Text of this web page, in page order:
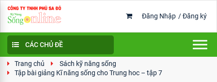
Đăng Nhập /Đăng ký
CÁC CHỦ ĐỀ
Trang chủ
Sách kỹ năng sống
Tập bài giảng Kĩ năng sống cho Trung hoc – tập 7